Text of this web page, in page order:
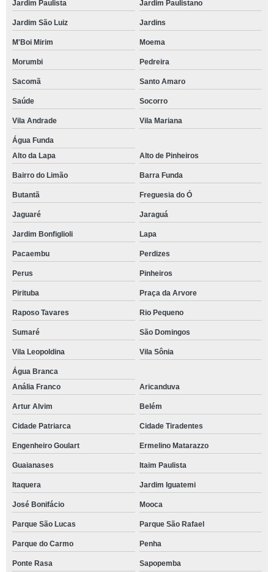
Jardim Paulista Jardim Paulistano
Jardim São Luiz Jardins
M'Boi Mirim Moema
Morumbi Pedreira
Sacomã Santo Amaro
Saúde Socorro
Vila Andrade Vila Mariana
Água Funda
Alto da Lapa
Alto de Pinheiros
Bairro do Limão Barra Funda
Butantã Freguesia do Ó
Jaguaré Jaraguá
Jardim Bonfiglioli Lapa
Pacaembu Perdizes
Perus Pinheiros
Pirituba Praça da Arvore
Raposo Tavares Rio Pequeno
Sumaré São Domingos
Vila Leopoldina Vila Sônia
Água Branca
Anália Franco
Aricanduva
Artur Alvim Belém
Cidade Patriarca Cidade Tiradentes
Engenheiro Goulart Ermelino Matarazzo
Guaianases Itaim Paulista
Itaquera Jardim Iguatemi
José Bonifácio Mooca
Parque São Lucas Parque São Rafael
Parque do Carmo Penha
Ponte Rasa Sapopemba